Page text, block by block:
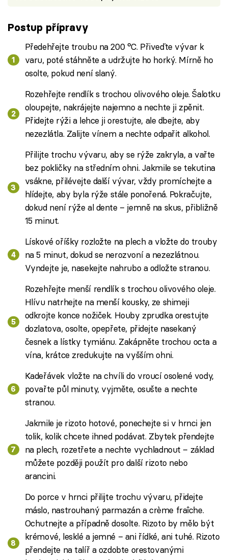
Postup přípravy
Předehřejte troubu na 200 °C. Přiveďte vývar k
varu, poté stáhněte a udržujte ho horký. Mírně ho
osolte, pokud není slaný.
Rozehřejte rendlík s trochou olivového oleje. Šalotku
oloupejte, nakrájejte najemno a nechte ji zpěnit.
Přidejte rýži a lehce ji orestujte, ale dbejte, aby
nezezlátla. Zalijte vínem a nechte odpařit alkohol.
Přilijte trochu vývaru, aby se rýže zakryla, a vařte
bez pokličky na středním ohni. Jakmile se tekutina
vsákne, přilévejte další vývar, vždy promíchejte a
hlídejte, aby byla rýže stále ponořená. Pokračujte,
dokud není rýže al dente – jemně na skus, přibližně
15 minut.
Lískové oříšky rozložte na plech a vložte do trouby
na 5 minut, dokud se nerozvoní a nezezlátnou.
Vyndejte je, nasekejte nahrubo a odložte stranou.
Rozehřejte menší rendlík s trochou olivového oleje.
Hlívu natrhejte na menší kousky, ze shimeji
odkrojte konce nožiček. Houby zprudka orestujte
dozlatova, osolte, opepřete, přidejte nasekaný
česnek a lístky tymiánu. Zakápněte trochou octa a
vína, krátce zredukujte na vyšším ohni.
Kadeřávek vložte na chvíli do vroucí osolené vody,
povařte půl minuty, vyjměte, osušte a nechte
stranou.
Jakmile je rizoto hotové, ponechejte si v hrnci jen
tolik, kolik chcete ihned podávat. Zbytek přendejte
na plech, rozetřete a nechte vychladnout – základ
můžete později použít pro další rizoto nebo
arancini.
Do porce v hrnci přilijte trochu vývaru, přidejte
máslo, nastrouhaný parmazán a crème fraîche.
Ochutnejte a případně dosolte. Rizoto by mělo být
krémové, lesklé a jemné – ani řídké, ani tuhé. Rizoto
přendejte na talíř a ozdobte orestovanými